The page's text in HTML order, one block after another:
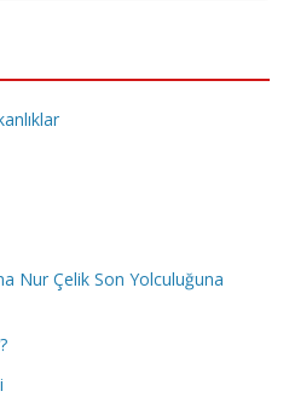
Nur Çelik Son Yolculuğuna